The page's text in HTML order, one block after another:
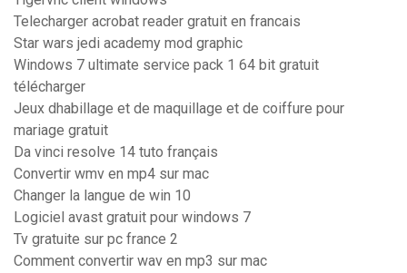
Telecharger acrobat reader gratuit en francais
Star wars jedi academy mod graphic
Windows 7 ultimate service pack 1 64 bit gratuit
télécharger
Jeux dhabillage et de maquillage et de coiffure pour
mariage gratuit
Da vinci resolve 14 tuto français
Convertir wmv en mp4 sur mac
Changer la langue de win 10
Logiciel avast gratuit pour windows 7
Tv gratuite sur pc france 2
Comment convertir wav en mp3 sur mac